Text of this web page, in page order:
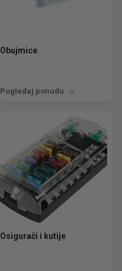
Obujmice
Pogledaj ponudu
Osigurači i kutije